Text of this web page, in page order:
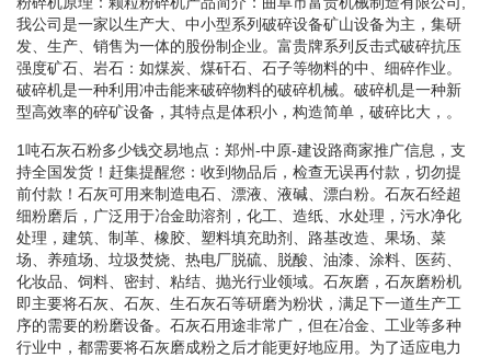
我公司是一家以生产大、中小型系列破碎设备矿山设备为主，集研
发、生产、销售为一体的股份制企业。富贵牌系列反击式破碎抗压
强度矿石、岩石：如煤炭、煤矸石、石子等物料的中、细碎作业。
破碎机是一种利用冲击能来破碎物料的破碎机械。破碎机是一种新
型高效率的碎矿设备，其特点是体积小，构造简单，破碎比大，。
1吨石灰石粉多少钱交易地点：郑州-中原-建设路商家推广信息，支
持全国发货！赶集提醒您：收到物品后，检查无误再付款，切勿提
前付款！石灰可用来制造电石、漂液、液碱、漂白粉。石灰石经超
细粉磨后，广泛用于冶金助溶剂，化工、造纸、水处理，污水净化
处理，建筑、制革、橡胶、塑料填充助剂、路基改造、果场、菜
场、养殖场、垃圾焚烧、热电厂脱硫、脱酸、油漆、涂料、医药、
化妆品、饲料、密封、粘结、抛光行业领域。石灰磨，石灰磨粉机
即主要将石灰、石灰、生石灰石等研磨为粉状，满足下一道生产工
序的需要的粉磨设备。石灰石用途非常广，但在冶金、工业等多种
行业中，都需要将石灰磨成粉之后才能更好地应用。为了适应电力